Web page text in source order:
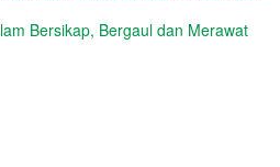
Bersikap, Bergaul dan Merawat